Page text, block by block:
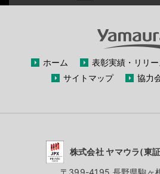
ホーム 表彰実績・リリー
サイトマップ
協力
株式会社 ヤマウラ(東